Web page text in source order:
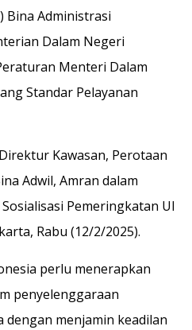
Bina Administrasi
Dalam Negeri
Menteri Dalam
Standar Pelayanan
Kawasan, Perotaan
Adwil, Amran dalam
Pemeringkatan UI
Rabu (12/2/2025).
perlu menerapkan
penyelenggaraan
menjamin keadilan